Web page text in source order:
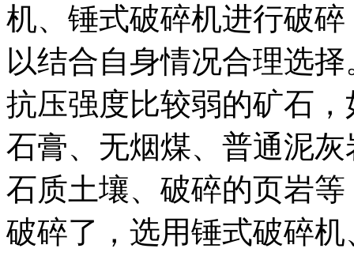
机、锤式破碎机进行破
以结合自身情况合理选
抗压强度比较弱的矿石
石膏、无烟煤、普通泥
石质土壤、破碎的页岩
破碎了，选用锤式破碎